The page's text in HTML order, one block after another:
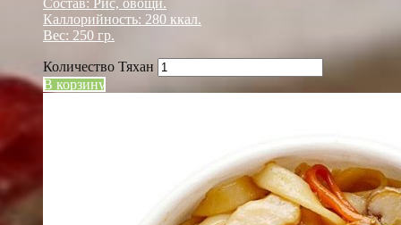
Состав: Рис, овощи.
Каллорийность: 280 ккал.
Вес: 250 гр.
Количество Тяхан
В корзину